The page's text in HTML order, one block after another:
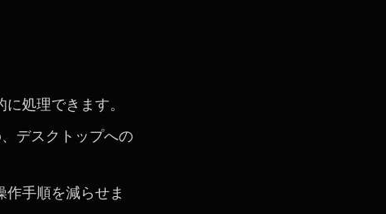
処理できます。
デスクトップへの
手順を減らせま